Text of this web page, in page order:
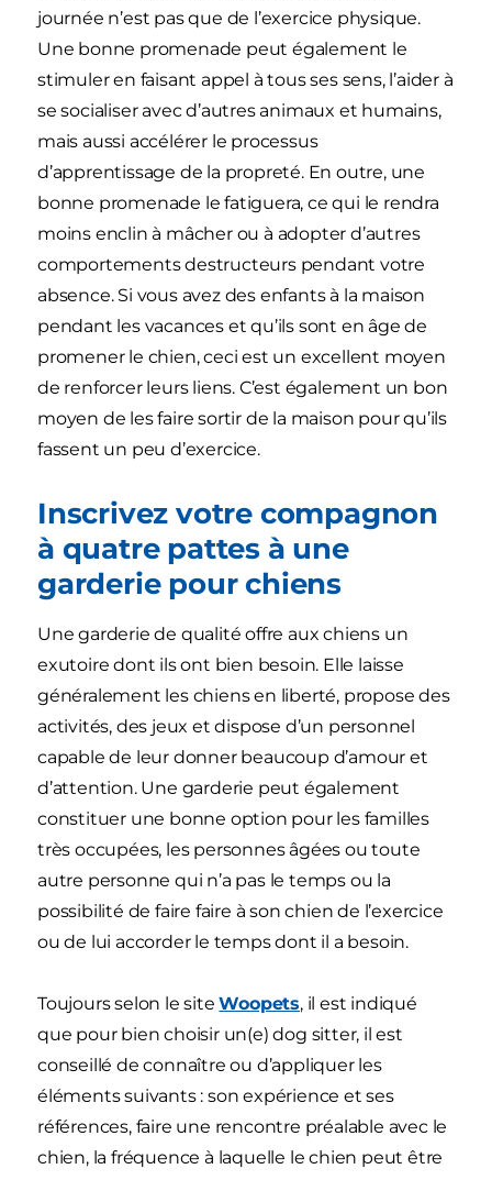
journée n’est pas que de l’exercice physique.
Une bonne promenade peut également le
stimuler en faisant appel à tous ses sens, l’aider à
se socialiser avec d’autres animaux et humains,
mais aussi accélérer le processus
d’apprentissage de la propreté. En outre, une
bonne promenade le fatiguera, ce qui le rendra
moins enclin à mâcher ou à adopter d’autres
comportements destructeurs pendant votre
absence. Si vous avez des enfants à la maison
pendant les vacances et qu’ils sont en âge de
promener le chien, ceci est un excellent moyen
de renforcer leurs liens. C’est également un bon
moyen de les faire sortir de la maison pour qu’ils
fassent un peu d’exercice.
Inscrivez votre compagnon
à quatre pattes à une
garderie pour chiens
Une garderie de qualité offre aux chiens un
exutoire dont ils ont bien besoin. Elle laisse
généralement les chiens en liberté, propose des
activités, des jeux et dispose d’un personnel
capable de leur donner beaucoup d’amour et
d’attention. Une garderie peut également
constituer une bonne option pour les familles
très occupées, les personnes âgées ou toute
autre personne qui n’a pas le temps ou la
possibilité de faire faire à son chien de l’exercice
ou de lui accorder le temps dont il a besoin.
Toujours selon le siteWoopets, il est indiqué
que pour bien choisir un(e) dog sitter, il est
conseillé de connaître ou d’appliquer les
éléments suivants : son expérience et ses
références, faire une rencontre préalable avec le
chien, la fréquence à laquelle le chien peut être